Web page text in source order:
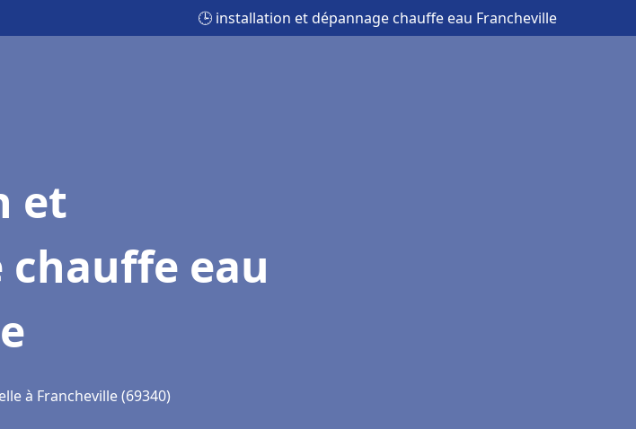
🕒 installation et dépannage chauffe eau Francheville
et
eau
à Francheville (69340)